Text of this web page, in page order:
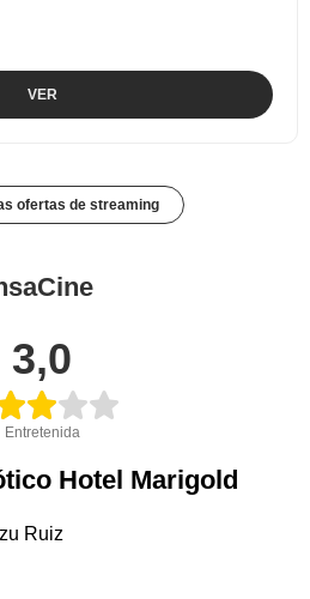
VER
ofertas de streaming
3,0
Entretenida
Hotel Marigold
Ruiz